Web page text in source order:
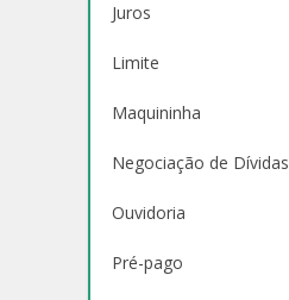
Juros
Limite
Maquininha
Negociação de Dívidas
Ouvidoria
Pré-pago